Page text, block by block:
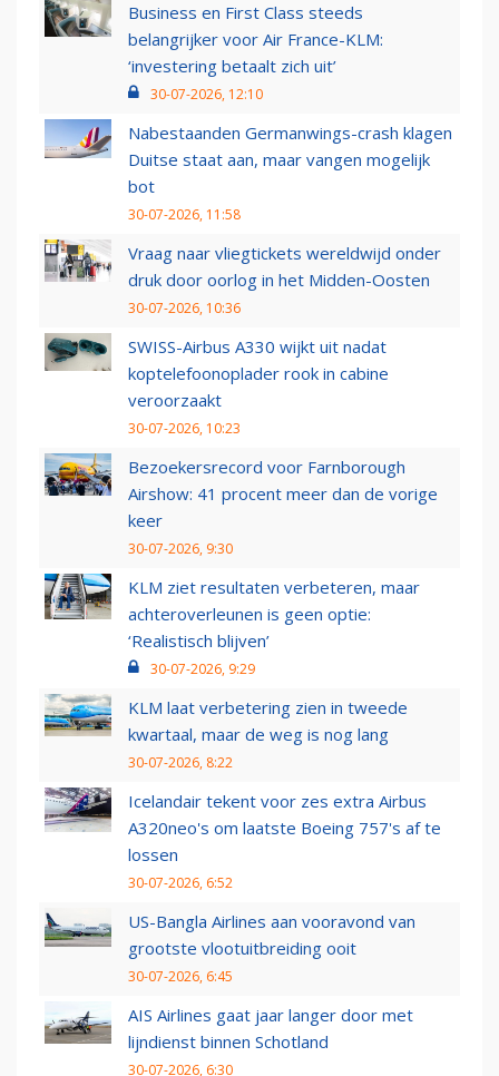
Business en First Class steeds
belangrijker voor Air France-KLM:
‘investering betaalt zich uit’
30-07-2026, 12:10
Nabestaanden Germanwings-crash klagen
Duitse staat aan, maar vangen mogelijk
bot
30-07-2026, 11:58
Vraag naar vliegtickets wereldwijd onder
druk door oorlog in het Midden-Oosten
30-07-2026, 10:36
SWISS-Airbus A330 wijkt uit nadat
koptelefoonoplader rook in cabine
veroorzaakt
30-07-2026, 10:23
Bezoekersrecord voor Farnborough
Airshow: 41 procent meer dan de vorige
keer
30-07-2026, 9:30
KLM ziet resultaten verbeteren, maar
achteroverleunen is geen optie:
‘Realistisch blijven’
30-07-2026, 9:29
KLM laat verbetering zien in tweede
kwartaal, maar de weg is nog lang
30-07-2026, 8:22
Icelandair tekent voor zes extra Airbus
A320neo's om laatste Boeing 757's af te
lossen
30-07-2026, 6:52
US-Bangla Airlines aan vooravond van
grootste vlootuitbreiding ooit
30-07-2026, 6:45
AIS Airlines gaat jaar langer door met
lijndienst binnen Schotland
30-07-2026, 6:30